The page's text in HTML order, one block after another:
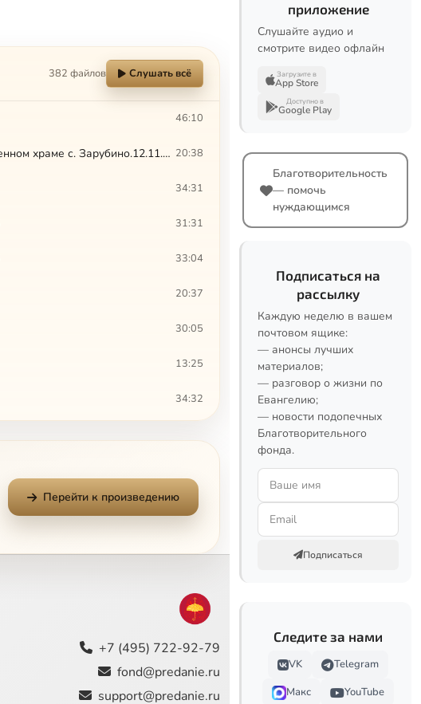
382 файлов Слушать всё
46:10
Слово владыки Августина на Божественной литургии в ново-освященном храме с. Зарубино.12.11.2016 20:38
34:31
31:31
33:04
20:37
30:05
13:25
34:32
35:57
25:10
22:42
30:34
Перейти к произведению
+7 (495) 722-92-79
fond@predanie.ru
support@predanie.ru
приложение
Слушайте аудио и
смотрите видео офлайн
Загрузите в
App Store
Доступно в
Google Play
Благотворительность
— помочь
нуждающимся
Подписаться на
рассылку
Каждую неделю в вашем
почтовом ящике:
— анонсы лучших
материалов;
— разговор о жизни по
Евангелию;
— новости подопечных
Благотворительного
фонда.
Подписаться
Следите за нами
VK
Telegram
Макс
YouTube